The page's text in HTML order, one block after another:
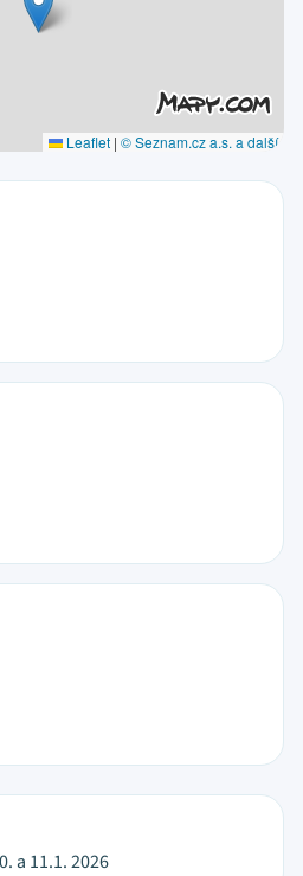
Leaflet | © Seznam.cz a.s. a další
a 11.1. 2026